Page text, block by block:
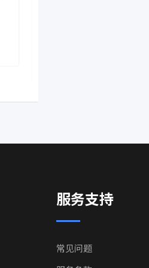
服务支持
常见问题